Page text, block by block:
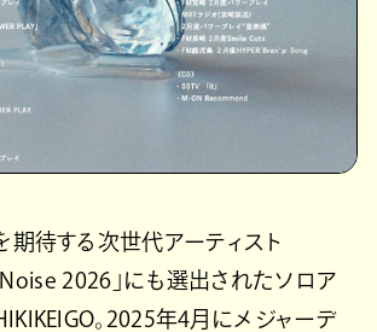
待する次世代アーティスト
Noise 2026」にも選出されたソロア
。2025年4月にメジャーデ